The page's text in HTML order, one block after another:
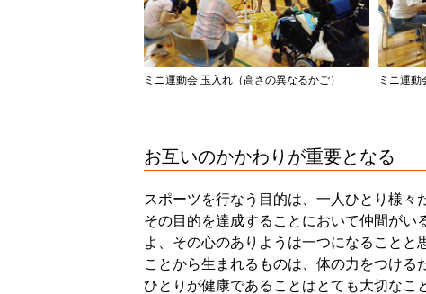
ミニ運動会 玉入れ（高さの異なるかご） ミニ運動
お互いのかかわりが重要となる
スポーツを行なう目的は、一人ひとり様々
その目的を達成することにおいて仲間が
よ、その心のありようは一つになること
ことから生まれるものは、体の力をつけ
ひとりが健康であることはとても大切なこ